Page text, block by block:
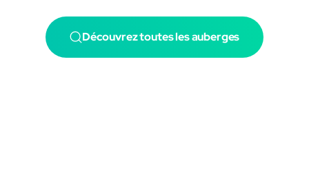
Découvrez toutes les auberges